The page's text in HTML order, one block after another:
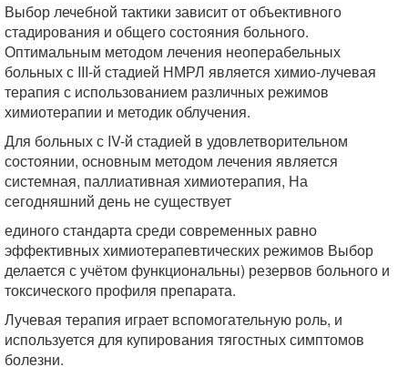
Выбор лечебной тактики зависит от объективного
стадирования и общего состояния больного.
Оптимальным методом лечения неоперабельных
больных с III-й стадией НМРЛ является химио-лучевая
терапия с использованием различных режимов
химиотерапии и методик облучения.
Для больных с IV-й стадией в удовлетворительном
состоянии, основным методом лечения является
системная, паллиативная химиотерапия, На
сегодняшний день не существует
единого стандарта среди современных равно
эффективных химиотерапевтических режимов Выбор
делается с учётом функциональны) резервов больного и
токсического профиля препарата.
Лучевая терапия играет вспомогательную роль, и
используется для купирования тягостных симптомов
болезни.